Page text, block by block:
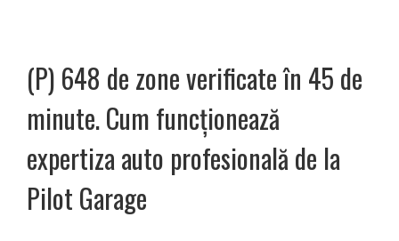
(P) 648 de zone verificate în 45 de
minute. Cum funcționează
expertiza auto profesională de la
Pilot Garage